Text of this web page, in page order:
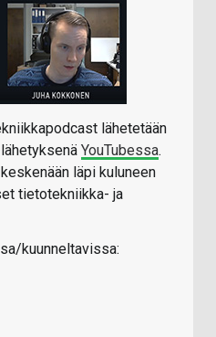
lähetetään
YouTubessa.
läpi kuluneen
tietotekniikka- ja
kuunneltavissa: